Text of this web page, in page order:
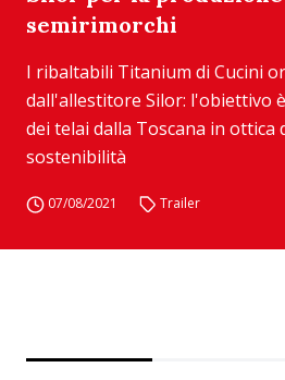
semirimorchi
I ribaltabili Titanium di Cucini
dall'allestitore Silor: l'obiettivo
dei telai dalla Toscana in ottica
sostenibilità
07/08/2021 Trailer